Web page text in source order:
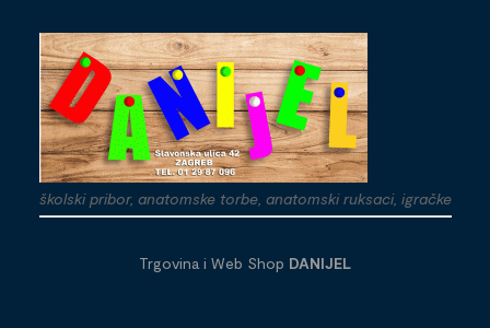
školski pribor, anatomske torbe, anatomski ruksaci, igračke
Trgovina i Web Shop DANIJEL